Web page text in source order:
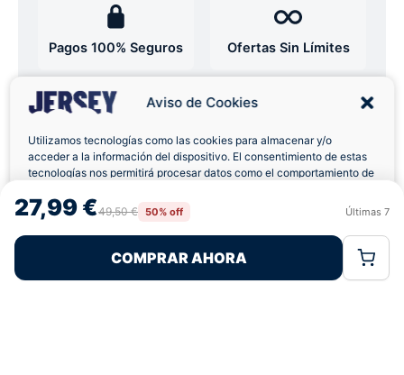
Aviso de Cookies
Utilizamos tecnologías como las cookies para almacenar y/o
acceder a la información del dispositivo. El consentimiento de estas
tecnologías nos permitirá procesar datos como el comportamiento de
retirar el consentimiento, puede afectar negativamente a ciertas
características y funciones.
Rechazar
Política de CookiesPolítica de Privacidad
27,99 €49,50 € 50% off Últimas 7
COMPRAR AHORA
Pagos 100% Seguros Ofertas Sin Límites
★★★★★ 4,7 basado en 12+ reseñas
¿Tienes dudas con la talla o el envío?
Escríbenos por WhatsApp